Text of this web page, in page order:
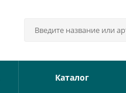
Каталог